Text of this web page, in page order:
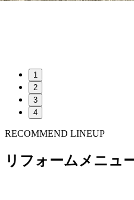
1
2
3
4
RECOMMEND LINEUP
リフォームメニュ